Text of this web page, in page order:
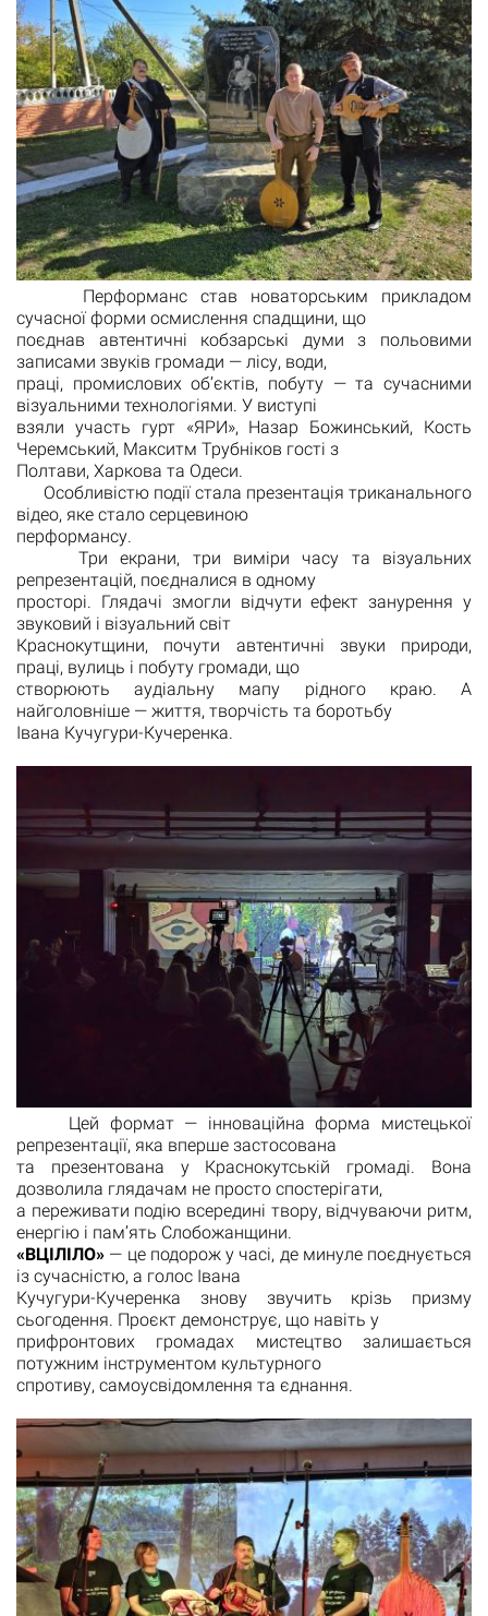
Перформанс став новаторським прикладом
сучасної форми осмислення спадщини, що
поєднав автентичні кобзарські думи з польовими
записами звуків громади — лісу, води,
праці, промислових об’єктів, побуту — та сучасними
візуальними технологіями. У виступі
взяли участь гурт «ЯРИ», Назар Божинський, Кость
Черемський, Макситм Трубніков гості з
Полтави, Харкова та Одеси.
Особливістю події стала презентація триканального
відео, яке стало серцевиною
перформансу.
Три екрани, три виміри часу та візуальних
репрезентацій, поєдналися в одному
просторі. Глядачі змогли відчути ефект занурення у
звуковий і візуальний світ
Краснокутщини, почути автентичні звуки природи,
праці, вулиць і побуту громади, що
створюють аудіальну мапу рідного краю. А
найголовніше — життя, творчість та боротьбу
Івана Кучугури-Кучеренка.
Цей формат — інноваційна форма мистецької
репрезентації, яка вперше застосована
та презентована у Краснокутській громаді. Вона
дозволила глядачам не просто спостерігати,
а переживати подію всередині твору, відчуваючи ритм,
енергію і пам’ять Слобожанщини.
«ВЦІЛІЛО» — це подорож у часі, де минуле поєднується
із сучасністю, а голос Івана
Кучугури-Кучеренка знову звучить крізь призму
сьогодення. Проєкт демонструє, що навіть у
прифронтових громадах мистецтво залишається
потужним інструментом культурного
спротиву, самоусвідомлення та єднання.